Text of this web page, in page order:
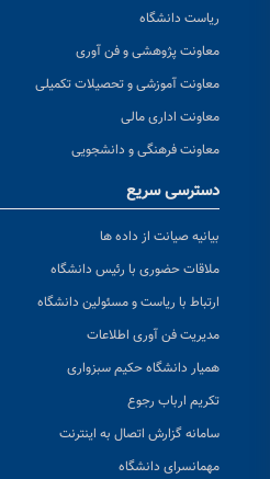
ریاست دانشگاه
معاونت پژوهشی و فن آوری
معاونت آموزشی و تحصیلات تکمیلی
معاونت اداری مالی
معاونت فرهنگی و دانشجویی
دسترسی سریع
بیانیه صیانت از داده ها
ملاقات حضوری با رئیس دانشگاه
ارتباط با ریاست و مسئولین دانشگاه
مدیریت فن آوری اطلاعات
همیار دانشگاه حکیم سبزواری
تکریم ارباب رجوع
سامانه گزارش اتصال به اینترنت
مهمانسرای دانشگاه